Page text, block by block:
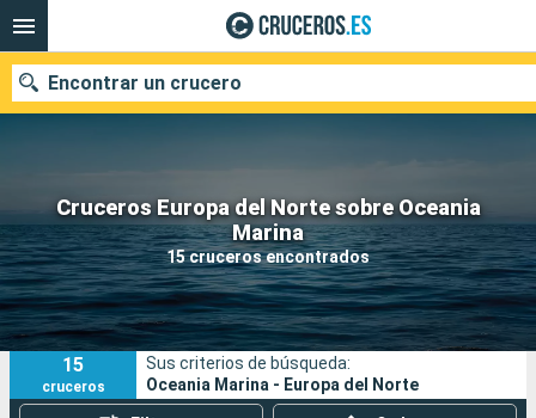
Cruceros Europa del Norte sobre Oceania
Marina
15 cruceros encontrados
Encontrar un crucero
Nuestros destinos
Fecha de salida
Puertos Compañías
Buscar
15
cruceros
Sus criterios de búsqueda:
Oceania Marina - Europa del Norte